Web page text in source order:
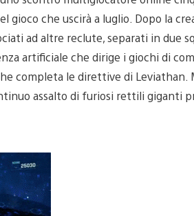
che uscirà a luglio. Dopo la
ad altre reclute, separati in due
artificiale che dirige i giochi di
completa le direttive di Leviathan.
assalto di furiosi rettili giganti